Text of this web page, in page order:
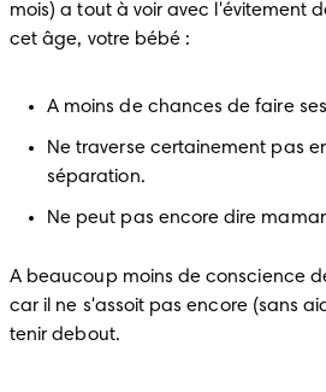
mois) a tout à voir avec l'évitement
cet âge, votre bébé :
A moins de chances de faire
Ne traverse certainement pas
séparation.
Ne peut pas encore dire
A beaucoup moins de conscience
car il ne s'assoit pas encore (sans
tenir debout.